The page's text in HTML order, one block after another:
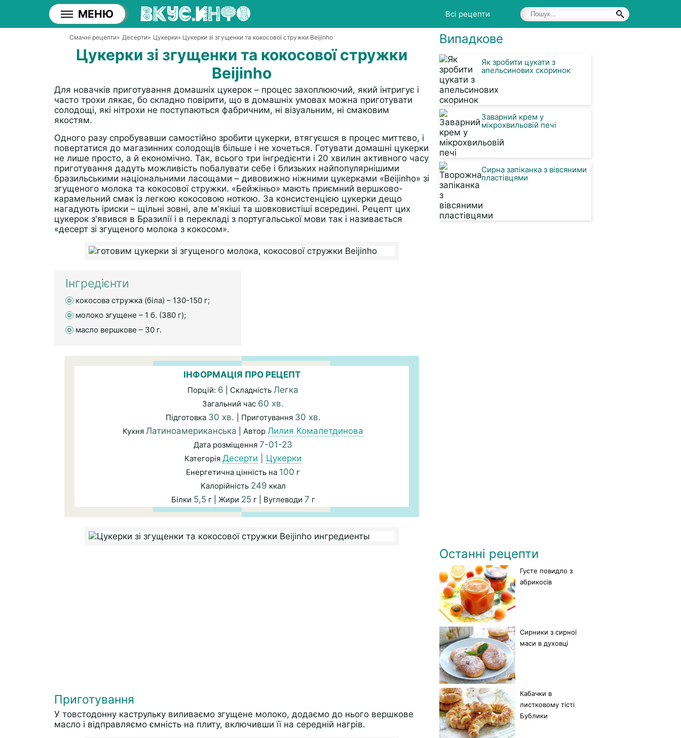
МЕНЮ Всі рецепти
Смачні рецепти» Десерти» Цукерки» Цукерки зі згущенки та кокосової стружки Beijinho
Цукерки зі згущенки та кокосової стружки
Beijinho
Для новачків приготування домашніх цукерок – процес захоплюючий, який інтригує і
часто трохи лякає, бо складно повірити, що в домашніх умовах можна приготувати
солодощі, які нітрохи не поступаються фабричним, ні візуальним, ні смаковим
якостям.
Одного разу спробувавши самостійно зробити цукерки, втягуєшся в процес миттєво, і
повертатися до магазинних солодощів більше і не хочеться. Готувати домашні цукерки
не лише просто, а й економічно. Так, всього три інгредієнти і 20 хвилин активного часу
приготування дадуть можливість побалувати себе і близьких найпопулярнішими
бразильськими національними ласощами – дивовижно ніжними цукерками «Beijinho» зі
згущеного молока та кокосової стружки. «Бейжіньо» мають приємний вершково-
карамельний смак із легкою кокосовою ноткою. За консистенцією цукерки дещо
нагадують іриски – щільні зовні, але м'якіші та шовковистіші всередині. Рецепт цих
цукерок з'явився в Бразилії і в перекладі з португальської мови так і називається
«десерт зі згущеного молока з кокосом».
Інгредієнти
кокосова стружка (біла) – 130-150 г;
молоко згущене – 1 б. (380 г);
масло вершкове – 30 г.
ІНФОРМАЦІЯ ПРО РЕЦЕПТ
Порцій: 6 | Складність Легка
Загальний час 60 хв.
Підготовка 30 хв. | Приготування 30 хв.
Кухня Латиноамериканська | Автор Лилия Комалетдинова
Дата розміщення 7-01-23
Категорія Десерти Цукерки
Енергетична цінність на 100 г
Калорійність 249 ккал
Білки 5,5г | Жири 25г | Вуглеводи 7 г
Приготування
У товстодонну каструльку виливаємо згущене молоко, додаємо до нього вершкове
масло і відправляємо ємність на плиту, включивши її на середній нагрів.
Випадкове
Як зробити цукати з
апельсинових скоринок
Заварний крем у
мікрохвильовій печі
Сирна запіканка з вівсяними
пластівцями
Останні рецепти
Густе повидло з
абрикосів
Сирники з сирної
маси в духовці
Кабачки в
листковому тісті
Бублики